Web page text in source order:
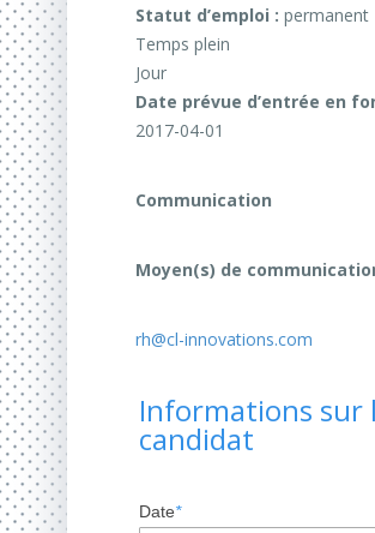
Statut d’emploi : permanent
Temps plein
Jour
Date prévue d’entrée en
2017-04-01
Communication
Moyen(s) de
rh@cl-innovations.com
Informations sur
candidat
Date*